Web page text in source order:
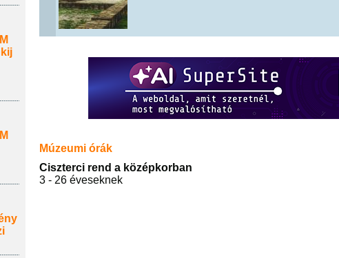
Múzeumi órák
Ciszterci rend a középkorban
3 - 26 éveseknek